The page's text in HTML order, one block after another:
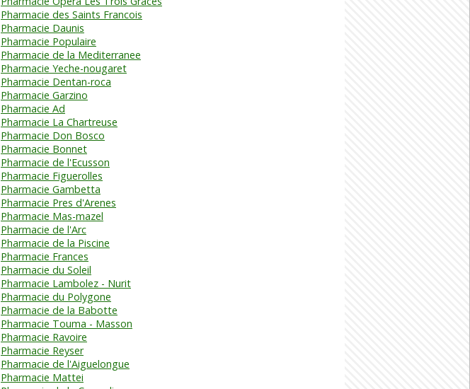
Pharmacie des Saints Francois
Pharmacie Daunis
Pharmacie Populaire
Pharmacie de la Mediterranee
Pharmacie Yeche-nougaret
Pharmacie Dentan-roca
Pharmacie Garzino
Pharmacie Ad
Pharmacie La Chartreuse
Pharmacie Don Bosco
Pharmacie Bonnet
Pharmacie de l'Ecusson
Pharmacie Figuerolles
Pharmacie Gambetta
Pharmacie Pres d'Arenes
Pharmacie Mas-mazel
Pharmacie de l'Arc
Pharmacie de la Piscine
Pharmacie Frances
Pharmacie du Soleil
Pharmacie Lambolez - Nurit
Pharmacie du Polygone
Pharmacie de la Babotte
Pharmacie Touma - Masson
Pharmacie Ravoire
Pharmacie Reyser
Pharmacie de l'Aiguelongue
Pharmacie Mattei